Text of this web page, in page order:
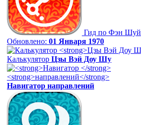
Гид по Фэн Шуй
Обновлено: 01 Января 1970
Калькулятор Цзы Вэй Доу Шу
Навигатор направлений